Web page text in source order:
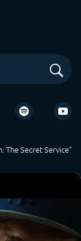
The Secret Service”